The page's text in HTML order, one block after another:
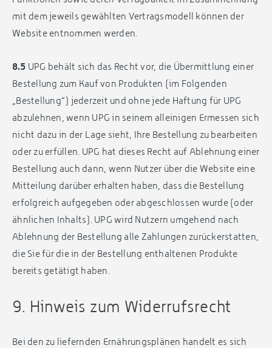
mit dem jeweils gewählten Vertragsmodell können der
Website entnommen werden.
8.5 UPG behält sich das Recht vor, die Übermittlung einer
Bestellung zum Kauf von Produkten (im Folgenden
„Bestellung“) jederzeit und ohne jede Haftung für UPG
abzulehnen, wenn UPG in seinem alleinigen Ermessen sich
nicht dazu in der Lage sieht, Ihre Bestellung zu bearbeiten
oder zu erfüllen. UPG hat dieses Recht auf Ablehnung einer
Bestellung auch dann, wenn Nutzer über die Website eine
Mitteilung darüber erhalten haben, dass die Bestellung
erfolgreich aufgegeben oder abgeschlossen wurde (oder
ähnlichen Inhalts). UPG wird Nutzern umgehend nach
Ablehnung der Bestellung alle Zahlungen zurückerstatten,
die Sie für die in der Bestellung enthaltenen Produkte
bereits getätigt haben.
9. Hinweis zum Widerrufsrecht
Bei den zu liefernden Ernährungsplänen handelt es sich